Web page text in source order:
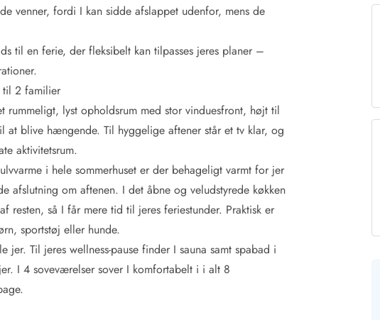
venner, fordi I kan sidde afslappet udenfor, mens de
til en ferie, der fleksibelt kan tilpasses jeres planer –
til 2 familier
rummeligt, lyst opholdsrum med stor vinduesfront, højt til
blive hængende. Til hyggelige aftener står et tv klar, og
aktivitetsrum.
i hele sommerhuset er der behageligt varmt for jer
om aftenen. I det åbne og veludstyrede køkken
resten, så I får mere tid til jeres feriestunder. Praktisk er
sportstøj eller hunde.
Til jeres wellness-pause finder I sauna samt spabad i
I 4 soveværelser sover I komfortabelt i i alt 8